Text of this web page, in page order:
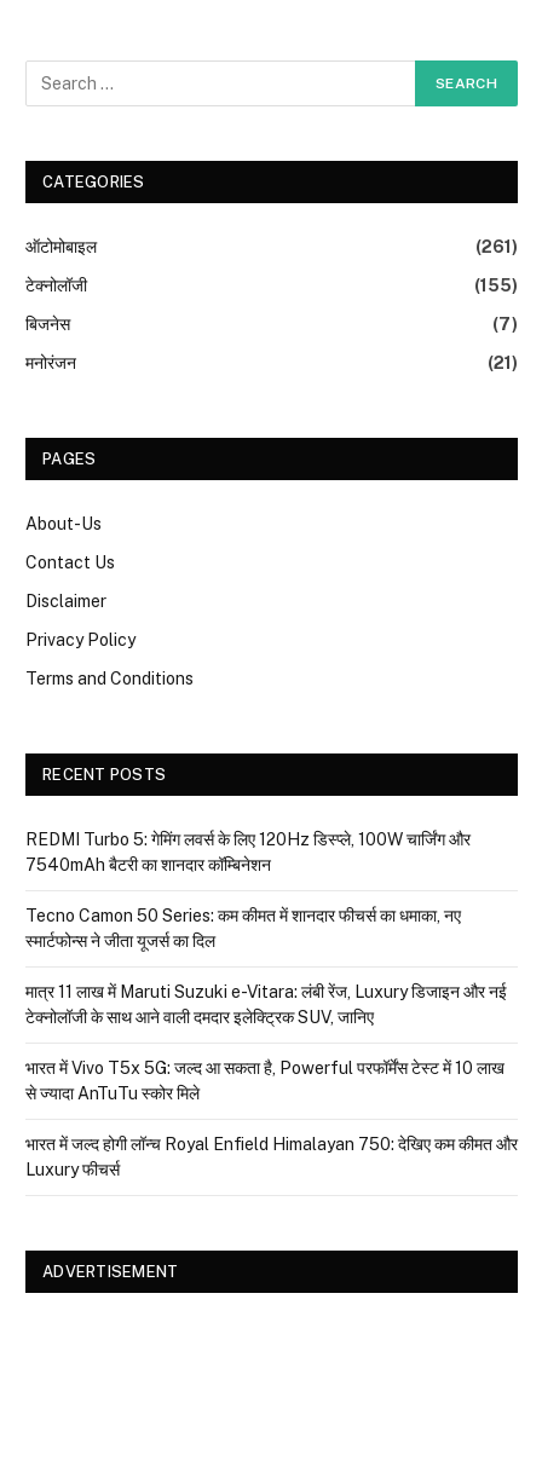
CATEGORIES
ऑटोमोबाइल
(261)
टेक्नोलॉजी
(155)
बिजनेस
(7)
मनोरंजन
(21)
PAGES
About-Us
Contact Us
Disclaimer
Privacy Policy
Terms and Conditions
RECENT POSTS
REDMI Turbo 5: गेमिंग लवर्स के लिए 120Hz डिस्प्ले, 100W चार्जिंग और
7540mAh बैटरी का शानदार कॉम्बिनेशन
Tecno Camon 50 Series: कम कीमत में शानदार फीचर्स का धमाका, नए
स्मार्टफोन्स ने जीता यूजर्स का दिल
मात्र ₹11 लाख में Maruti Suzuki e-Vitara: लंबी रेंज, Luxury डिजाइन और नई
टेक्नोलॉजी के साथ आने वाली दमदार इलेक्ट्रिक SUV, जानिए
भारत में Vivo T5x 5G: जल्द आ सकता है, Powerful परफॉर्मेंस टेस्ट में 10 लाख
से ज्यादा AnTuTu स्कोर मिले
भारत में जल्द होगी लॉन्च Royal Enfield Himalayan 750: देखिए कम कीमत और
Luxury फीचर्स
ADVERTISEMENT